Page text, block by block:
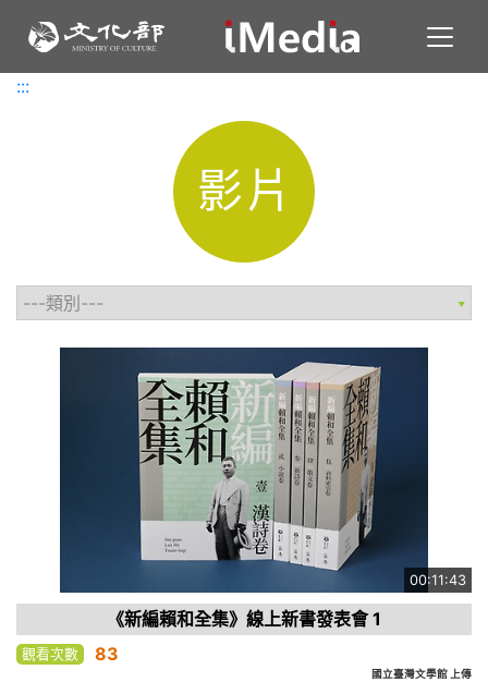
:::
:::
影片
00:11:43
《新編賴和全集》線上新書發表會 1
觀看次數 83
國立臺灣文學館 上傳